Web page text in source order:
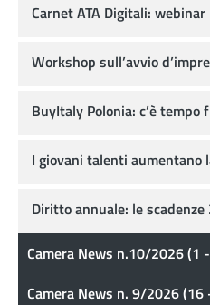
Carnet ATA Digitali:
Workshop sull’avvio
BuyItaly Polonia: c’è tempo
I giovani talenti aumentano
Diritto annuale: le scadenze
Camera News n.10/2026 (1
Camera News n. 9/2026 (16